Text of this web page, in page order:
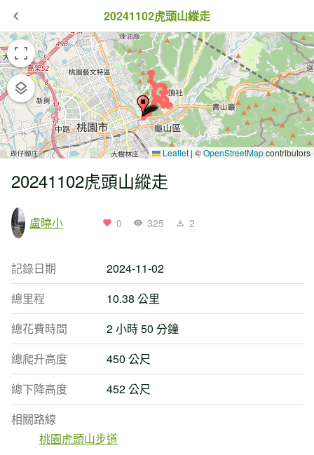
20241102虎頭山縱走
Leaflet | ©OpenStreetMapcontributors
20241102虎頭山縱走
盧曉小 0 325 2
記錄日期
2024-11-02
總里程
10.38 公里
總花費時間
2 小時 50 分鐘
總爬升高度
450 公尺
總下降高度
452 公尺
相關路線
桃園虎頭山步道